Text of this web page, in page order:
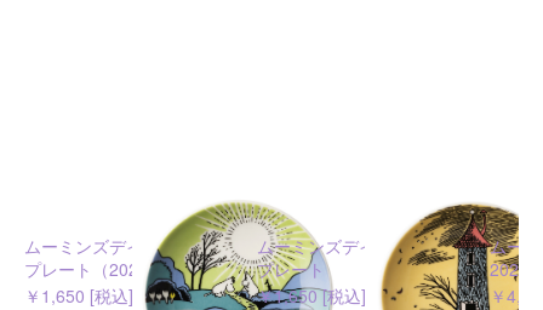
ムーミンズデイ 2026 ミニ
プレート（2024）
￥1,650 [税込]
ムーミンズデイ 2026 ミニ
プレート
￥1,650 [税込]
ムー
2026
￥